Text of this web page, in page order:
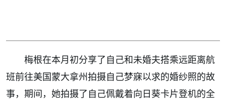
梅根在本月初分享了自己和未婚夫搭乘远距离航
班前往美国蒙大拿州拍摄自己梦寐以求的婚纱照的故
事，期间，她拍摄了自己佩戴着向日葵卡片登机的全